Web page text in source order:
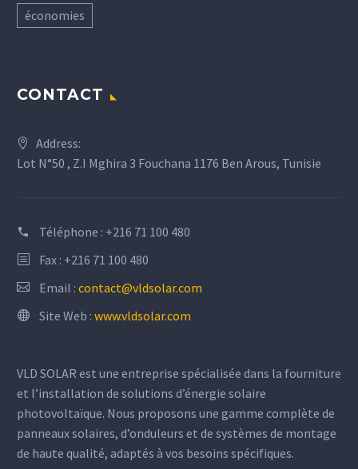
économies
CONTACT
Address:
Lot N°50 , Z.I Mghira 3 Fouchana 1176 Ben Arous, Tunisie
Téléphone : +216 71 100 480
Fax : +216 71 100 480
Email : contact@vldsolar.com
Site Web : www.vldsolar.com
VLD SOLAR est une entreprise spécialisée dans la fourniture
et l’installation de solutions d’énergie solaire
photovoltaïque. Nous proposons une gamme complète de
panneaux solaires, d’onduleurs et de systèmes de montage
de haute qualité, adaptés à vos besoins spécifiques.